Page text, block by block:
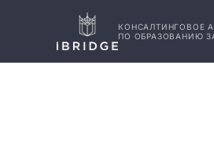
КОНСАЛТИНГОВОЕ
ПО ОБРАЗОВАНИЮ